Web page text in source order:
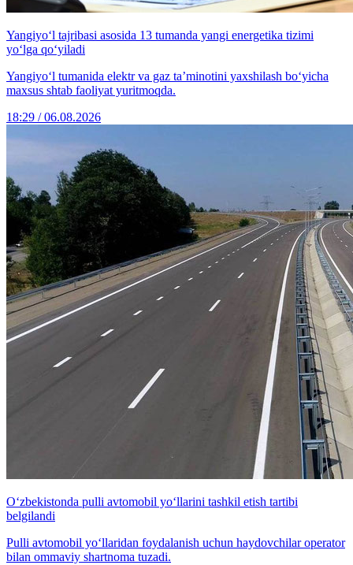
Yangiyo‘l tajribasi asosida 13 tumanda yangi energetika tizimi
yo‘lga qo‘yiladi
Yangiyo‘l tumanida elektr va gaz ta’minotini yaxshilash bo‘yicha
maxsus shtab faoliyat yuritmoqda.
18:29 / 06.08.2026
O‘zbekistonda pulli avtomobil yo‘llarini tashkil etish tartibi
belgilandi
Pulli avtomobil yo‘llaridan foydalanish uchun haydovchilar operator
bilan ommaviy shartnoma tuzadi.